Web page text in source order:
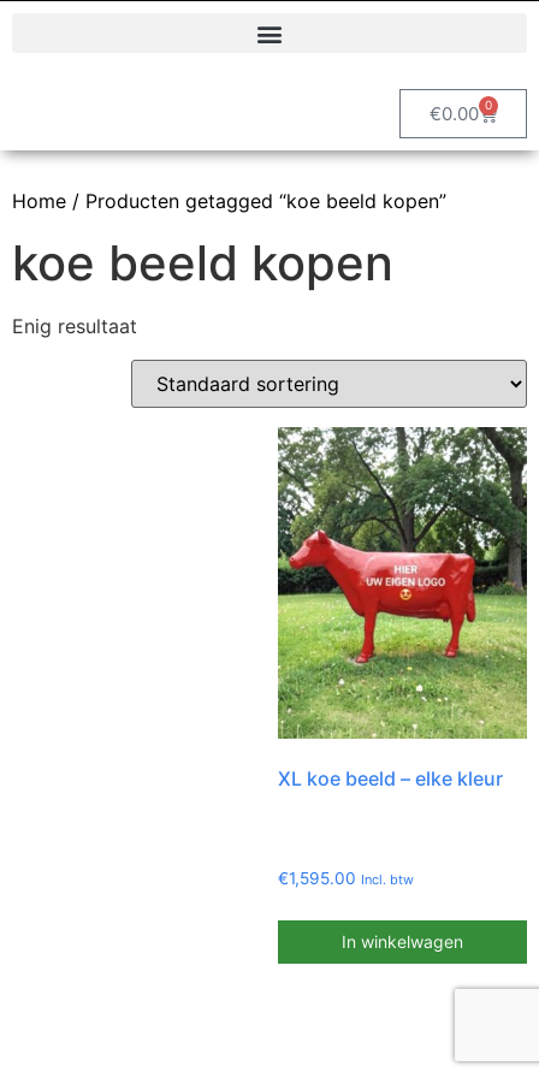
€0.00 0
Home / Producten getagged “koe beeld kopen”
koe beeld kopen
Enig resultaat
XL koe beeld – elke kleur
€1,595.00 Incl. btw
In winkelwagen